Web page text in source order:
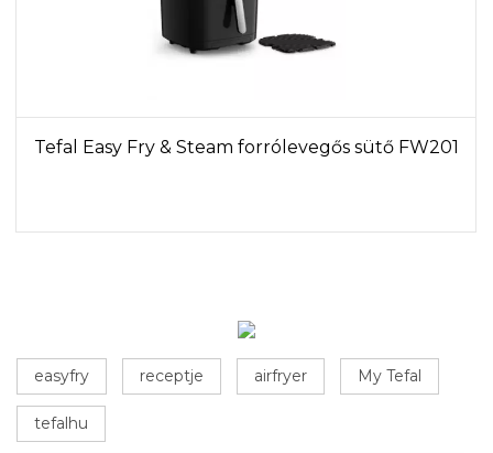
Tefal Easy Fry & Steam forrólevegős sütő FW201
easyfry receptje airfryer My Tefal
tefalhu